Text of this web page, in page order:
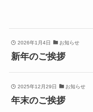
2026年1月4日 お知らせ
新年のご挨拶
2025年12月29日 お知らせ
年末のご挨拶